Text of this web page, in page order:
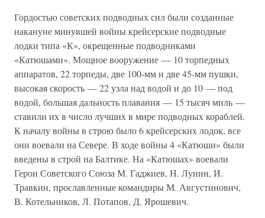
Гордостью советских подводных сил были созданные
накануне минувшей войны крейсерские подводные
лодки типа «К», окрещенные подводниками
«Катюшами». Мощное вооружение — 10 торпедных
аппаратов, 22 торпеды, две 100-мм и две 45-мм пушки,
высокая скорость — 22 узла над водой и до 10 — под
водой, большая дальность плавания — 15 тысяч миль —
ставили их в число лучших в мире подводных кораблей.
К началу войны в строю было 6 крейсерских лодок, все
они воевали на Севере. В ходе войны 4 «Катюши» были
введены в строй на Балтике. На «Катюшах» воевали
Герои Советского Союза М. Гаджиев, Н. Лунин, И.
Травкин, прославленные командиры М. Августинович,
В. Котельников, Л. Потапов, Д. Ярошевич.